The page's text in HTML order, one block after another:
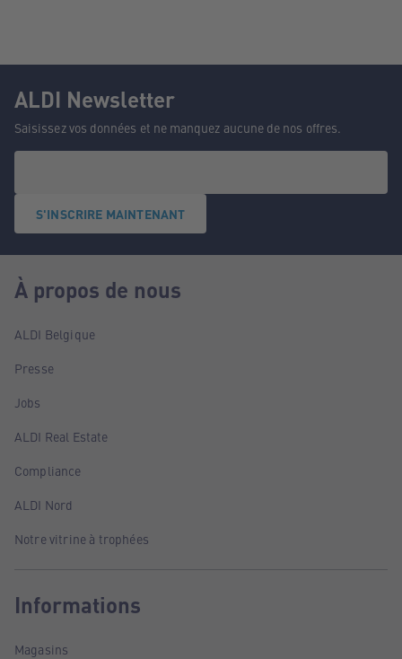
ALDI Newsletter
Saisissez vos données et ne manquez aucune de nos offres.
S'INSCRIRE MAINTENANT
À propos de nous
ALDI Belgique
Presse
Jobs
ALDI Real Estate
Compliance
ALDI Nord
Notre vitrine à trophées
Informations
Magasins